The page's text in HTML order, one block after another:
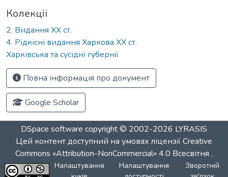
Колекції
2. Видання ХХ ст.
4. Рідкісні видання Харкова ХХ ст.
Харківська та сусідні губернії
Повна інформація про документ
Google Scholar
DSpace software copyright © 2002-2026 LYRASIS
Цей контент доступний на умовах ліцензіїCreative
Commons «Attribution-NonCommercial» 4.0 Всесвітня .
Налаштування
Налаштування
Зворотній